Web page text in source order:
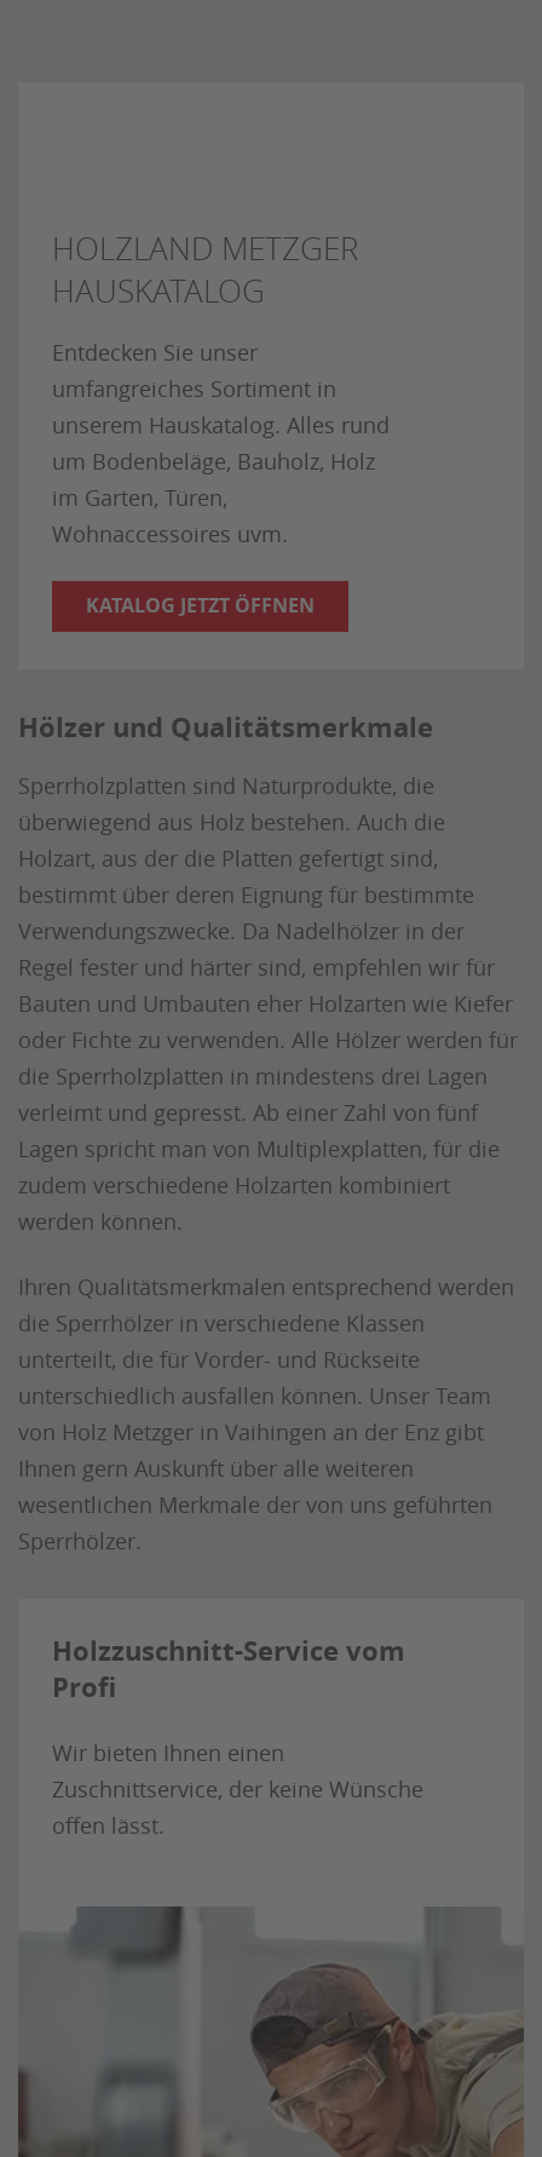
HOLZLAND METZGER
HAUSKATALOG
Entdecken Sie unser
umfangreiches Sortiment in
unserem Hauskatalog. Alles rund
um Bodenbeläge, Bauholz, Holz
im Garten, Türen,
Wohnaccessoires uvm.
KATALOG JETZT ÖFFNEN
Hölzer und Qualitätsmerkmale
Sperrholzplatten sind Naturprodukte, die
überwiegend aus Holz bestehen. Auch die
Holzart, aus der die Platten gefertigt sind,
bestimmt über deren Eignung für bestimmte
Verwendungszwecke. Da Nadelhölzer in der
Regel fester und härter sind, empfehlen wir für
Bauten und Umbauten eher Holzarten wie Kiefer
oder Fichte zu verwenden. Alle Hölzer werden für
die Sperrholzplatten in mindestens drei Lagen
verleimt und gepresst. Ab einer Zahl von fünf
Lagen spricht man von Multiplexplatten, für die
zudem verschiedene Holzarten kombiniert
werden können.
Ihren Qualitätsmerkmalen entsprechend werden
die Sperrhölzer in verschiedene Klassen
unterteilt, die für Vorder- und Rückseite
unterschiedlich ausfallen können. Unser Team
von Holz Metzger in Vaihingen an der Enz gibt
Ihnen gern Auskunft über alle weiteren
wesentlichen Merkmale der von uns geführten
Sperrhölzer.
Holzzuschnitt-Service vom
Profi
Wir bieten Ihnen einen
Zuschnittservice, der keine Wünsche
offen lässt.